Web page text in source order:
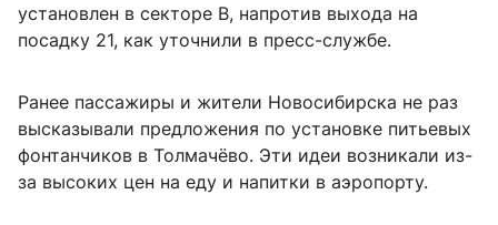
установлен в секторе В, напротив выхода на
посадку 21, как уточнили в пресс-службе.
Ранее пассажиры и жители Новосибирска не раз
высказывали предложения по установке питьевых
фонтанчиков в Толмачёво. Эти идеи возникали из-
за высоких цен на еду и напитки в аэропорту.